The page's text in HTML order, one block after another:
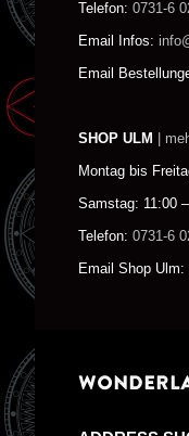
Telefon: 0731-6
Email Infos:
Email
SHOP ULM |
Montag bis
Samstag: 11:00
Telefon: 0731-6
Email Shop Ulm: